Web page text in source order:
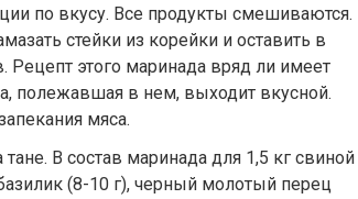
по вкусу. Все продукты смешиваются.
стейки из корейки и оставить в
Рецепт этого маринада вряд ли имеет
полежавшая в нем, выходит вкусной.
мяса.
В состав маринада для 1,5 кг свиной
(8-10 г), черный молотый перец